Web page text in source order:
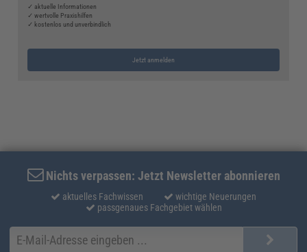
✓ aktuelle Informationen
✓ wertvolle Praxishilfen
✓ kostenlos und unverbindlich
Jetzt anmelden
Nichts verpassen: Jetzt Newsletter abonnieren
aktuelles Fachwissen
wichtige Neuerungen
passgenaues Fachgebiet wählen